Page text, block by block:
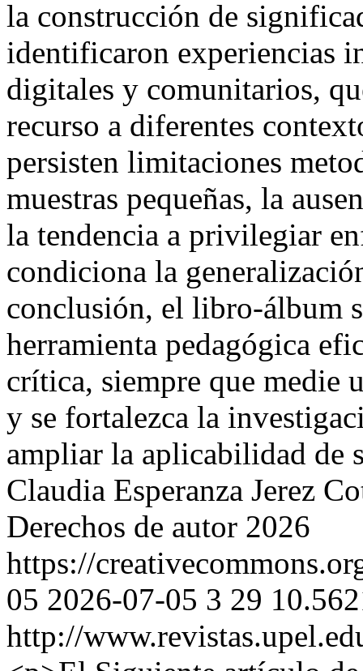
la construcción de
identificaron experiencias
digitales y comunitarios,
recurso a diferentes
persisten limitaciones
muestras pequeñas, la
la tendencia a privilegiar
condiciona la
conclusión, el libro-álbum
herramienta pedagógica
crítica, siempre que medie
y se fortalezca la
ampliar la aplicabilidad de
Claudia Esperanza Jerez
Derechos de autor 2026
https://
05 2026-07-05 3 29
http://